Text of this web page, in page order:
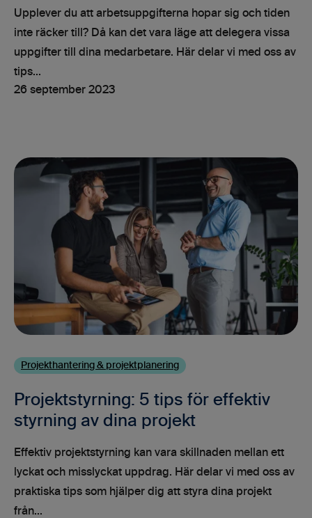
Upplever du att arbetsuppgifterna hopar sig och tiden
inte räcker till? Då kan det vara läge att delegera vissa
uppgifter till dina medarbetare. Här delar vi med oss av
tips...
26 september 2023
Projekthantering & projektplanering
Projektstyrning: 5 tips för effektiv
styrning av dina projekt
Effektiv projektstyrning kan vara skillnaden mellan ett
lyckat och misslyckat uppdrag. Här delar vi med oss av
praktiska tips som hjälper dig att styra dina projekt
från...